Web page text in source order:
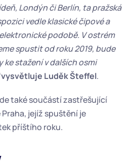
Londýn či Berlín, ta pražská
vedle klasické čipové a
podobě. V ostrém
spustit od roku 2019, bude
stažení v dalších osmi
vysvětluje Luděk Šteffel.
také součástí zastřešující
jejíž spuštění je
příštího roku.